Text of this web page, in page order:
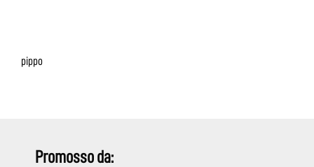
pippo
Promosso da: